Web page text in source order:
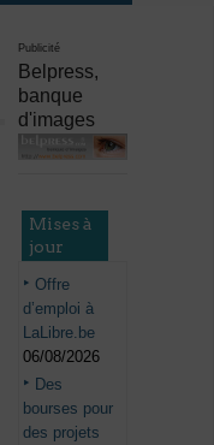
Publicité
Belpress,
banque
d'images
Mises à
jour
Offre
d’emploi à
LaLibre.be
06/08/2026
Des
bourses pour
des projets